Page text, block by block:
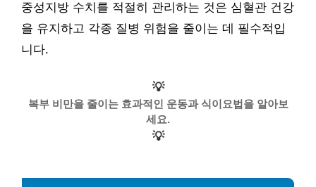
중성지방 수치를 적절히 관리하는 것은 심혈관 건강
을 유지하고 각종 질병 위험을 줄이는 데 필수적입
니다.
💡
복부 비만을 줄이는 효과적인 운동과 식이요법을 알아보
세요.
💡